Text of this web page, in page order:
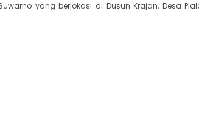
yang berlokasi di Dusun Krajan, Desa